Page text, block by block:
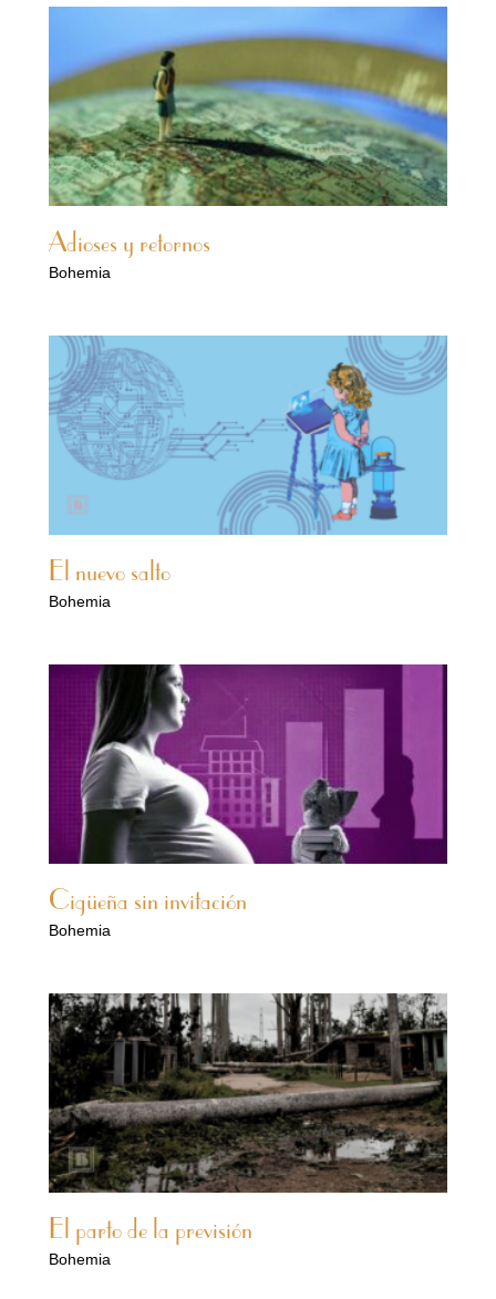
Adioses y retornos
Bohemia
El nuevo salto
Bohemia
Cigüeña sin invitación
Bohemia
El parto de la previsión
Bohemia